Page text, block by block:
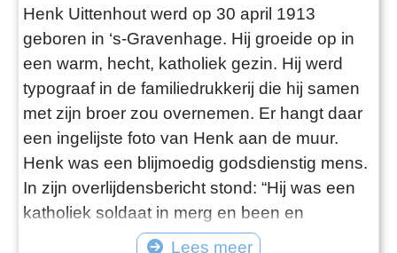
Henk Uittenhout werd op 30 april 1913
geboren in ‘s-Gravenhage. Hij groeide op in
een warm, hecht, katholiek gezin. Hij werd
typograaf in de familiedrukkerij die hij samen
met zijn broer zou overnemen. Er hangt daar
een ingelijste foto van Henk aan de muur.
Henk was een blijmoedig godsdienstig mens.
In zijn overlijdensbericht stond: “Hij was een
katholiek soldaat in merg en been en
daardoor een voorbeeld voor zijn
Lees meer